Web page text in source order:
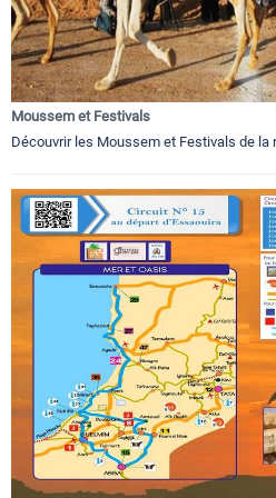
Moussem et Festivals
Découvrir les Moussem et Festivals de la